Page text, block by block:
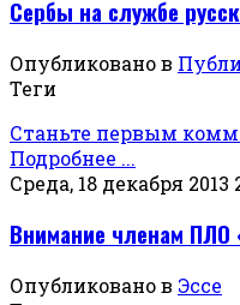
Сербы на службе
Опубликовано в
Теги
Станьте первым
Подробнее ...
Среда, 18 декабря 2013
Внимание членам ПЛО
Опубликовано в Эссе